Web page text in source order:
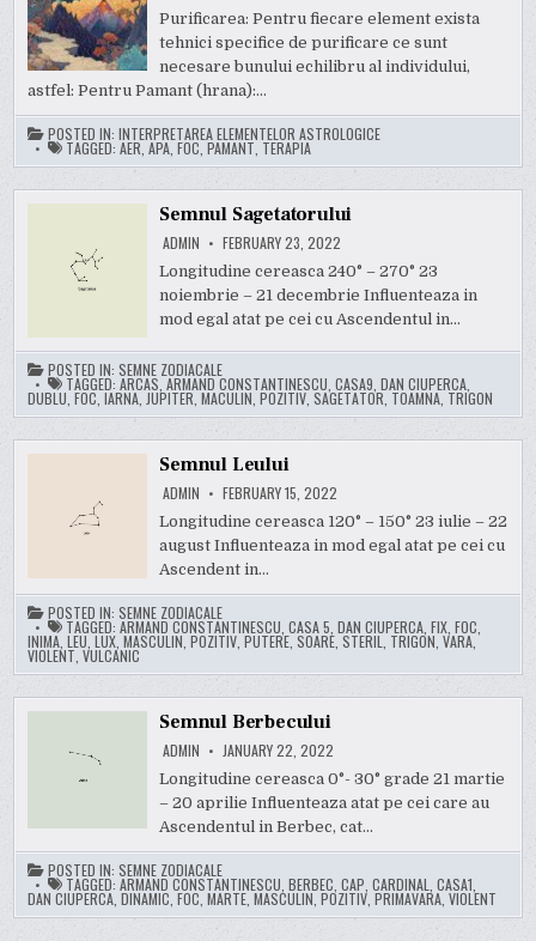
Purificarea: Pentru fiecare element exista
tehnici specifice de purificare ce sunt
necesare bunului echilibru al individului,
astfel: Pentru Pamant (hrana):…
POSTED IN:INTERPRETAREA ELEMENTELOR ASTROLOGICE
TAGGED:AER ,APA ,FOC ,PAMANT TERAPIA
Semnul Sagetatorului
ADMIN FEBRUARY 23, 2022
Longitudine cereasca 240° – 270° 23
noiembrie – 21 decembrie Influenteaza in
mod egal atat pe cei cu Ascendentul in…
POSTED IN:SEMNE ZODIACALE
TAGGED:ARCAS ,ARMAND CONSTANTINESCU ,CASA9 ,DAN CIUPERCA
DUBLU ,FOC ,IARNA JUPITER ,MACULIN ,POZITIV ,SAGETATOR TOAMNA TRIGON
Semnul Leului
ADMIN FEBRUARY 15, 2022
Longitudine cereasca 120° – 150° 23 iulie – 22
august Influenteaza in mod egal atat pe cei cu
Ascendent in…
POSTED IN:SEMNE ZODIACALE
TAGGED:ARMAND CONSTANTINESCU ,CASA 5 ,DAN CIUPERCA ,FIX ,FOC
INIMA ,LEU ,LUX ,MASCULIN ,POZITIV ,PUTERE ,SOARE ,STERIL TRIGON ,VARA
VIOLENT ,VULCANIC
Semnul Berbecului
ADMIN JANUARY 22, 2022
Longitudine cereasca 0°- 30° grade 21 martie
– 20 aprilie Influenteaza atat pe cei care au
Ascendentul in Berbec, cat…
POSTED IN:SEMNE ZODIACALE
TAGGED:ARMAND CONSTANTINESCU ,BERBEC ,CAP ,CARDINAL ,CASA1
DAN CIUPERCA ,DINAMIC ,FOC ,MARTE ,MASCULIN ,POZITIV ,PRIMAVARA ,VIOLENT